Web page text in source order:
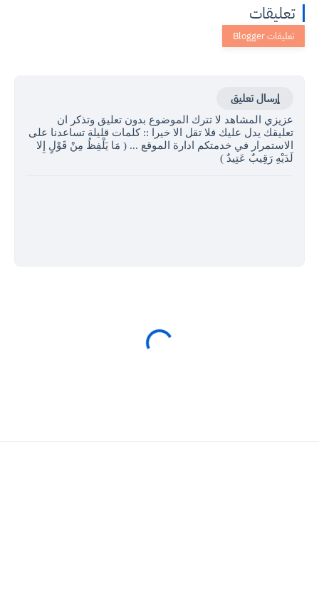
تعليقات
إرسال تعليق
عزيزي المشاهد لا تترك الموضوع بدون تعليق وتذكر ان
تعليقك يدل عليك فلا تقل الا خيرا :: كلمات قليلة تساعدنا على
الاستمرار في خدمتكم ادارة الموقع ... ( مَا يَلْفِظُ مِنْ قَوْلٍ إِلا
لَدَيْهِ رَقِيبٌ عَتِيدٌ )